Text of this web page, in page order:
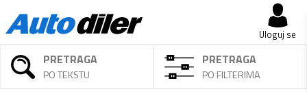
Uloguj se
PRETRAGA
PO TEKSTU
PRETRAGA
PO FILTERIMA